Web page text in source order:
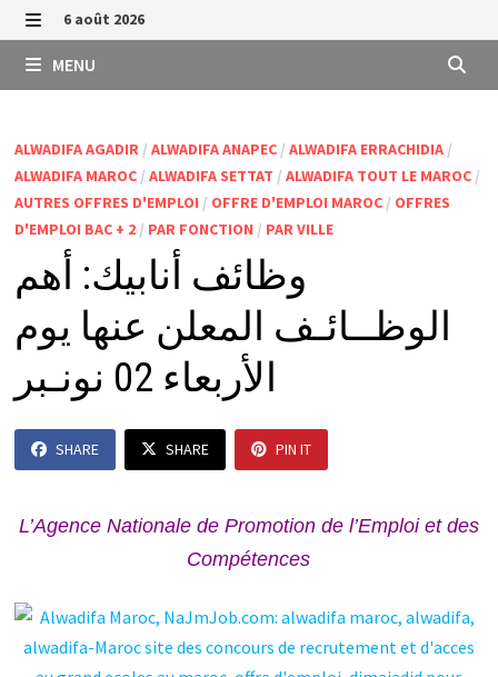
Passer
au
contenu
MENU
6 août 2026
MENU
ALWADIFA AGADIR/ ALWADIFA ANAPEC/ ALWADIFA ERRACHIDIA/
ALWADIFA MAROC/ ALWADIFA SETTAT / ALWADIFA TOUT LE MAROC/
AUTRES OFFRES D'EMPLOI / OFFRE D'EMPLOI MAROC/ OFFRES
D'EMPLOI BAC + 2/ PAR FONCTION / PAR VILLE
وظائف أنابيك: أهم
الوظــائـف المعلن عنها يوم
الأربعاء 02 نونـبر
SHARE SHARE PIN IT
L’Agence Nationale de Promotion de l’Emploi et des
Compétences